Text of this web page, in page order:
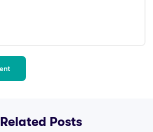
Related Posts